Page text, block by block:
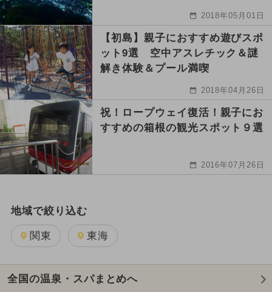
2018年05月01日
【初島】親子におすすめ遊びスポ
ット9選 空中アスレチック＆謎
解き体験＆プール満喫
2018年04月26日
祝！ロープウェイ復活！親子にお
すすめの箱根の観光スポット９選
2016年07月26日
地域で絞り込む
関東 東海
全国の温泉・スパまとめへ